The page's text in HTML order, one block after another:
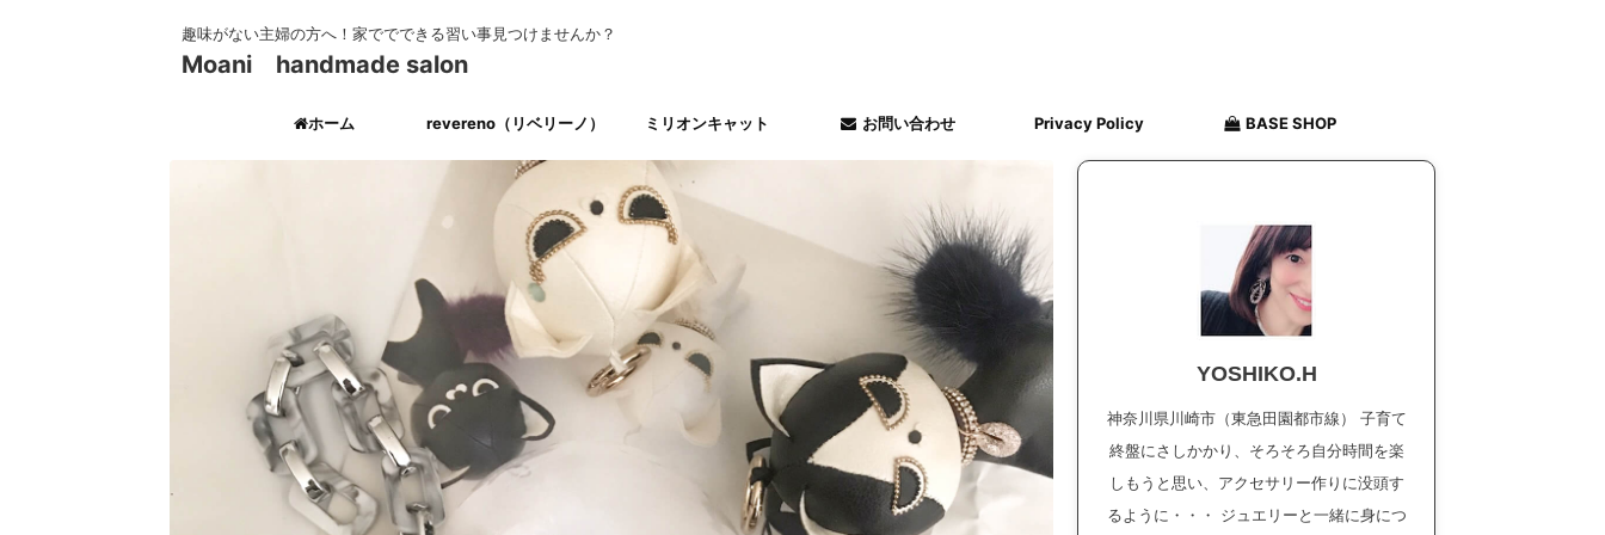
趣味がない主婦の方へ！家ででできる習い事見つけませんか？
Moani handmade salon
ホーム revereno（リベリーノ） ミリオンキャット お問い合わせ Privacy Policy BASE SHOP
YOSHIKO.H
神奈川県川崎市（東急田園都市線） 子育て
終盤にさしかかり、そろそろ自分時間を楽
しもうと思い、アクセサリー作りに没頭す
るように・・・ ジュエリーと一緒に身につ